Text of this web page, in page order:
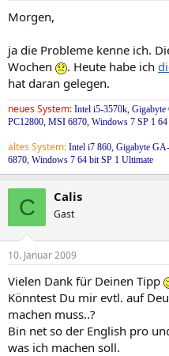
Morgen,
ja die Probleme kenne ich.
Wochen
. Heute habe ich
hat daran gelegen.
neues System: Intel i5-3570k,
PC12800, MSI 6870, Windows 7 SP 1
altes System: Intel i7 860, Gigabyte
6870, Windows 7 64 bit SP 1 Ultimate
C Calis
Gast
10. Januar 2009
Vielen Dank für Deinen Tipp
Könntest Du mir evtl. auf
machen muss..?
Bin net so der English pro
was ich machen soll.